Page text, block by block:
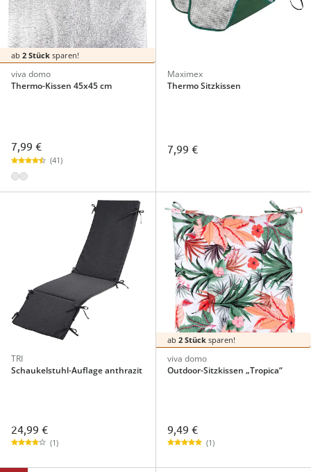
ab 2 Stück sparen!
viva domo
Thermo-Kissen 45x45 cm
7,99 €
(41)
Maximex
Thermo Sitzkissen
7,99 €
TRI
Schaukelstuhl-Auflage anthrazit
24,99 €
(1)
ab 2 Stücksparen!
viva domo
Outdoor-Sitzkissen „Tropica“
9,49 €
(1)